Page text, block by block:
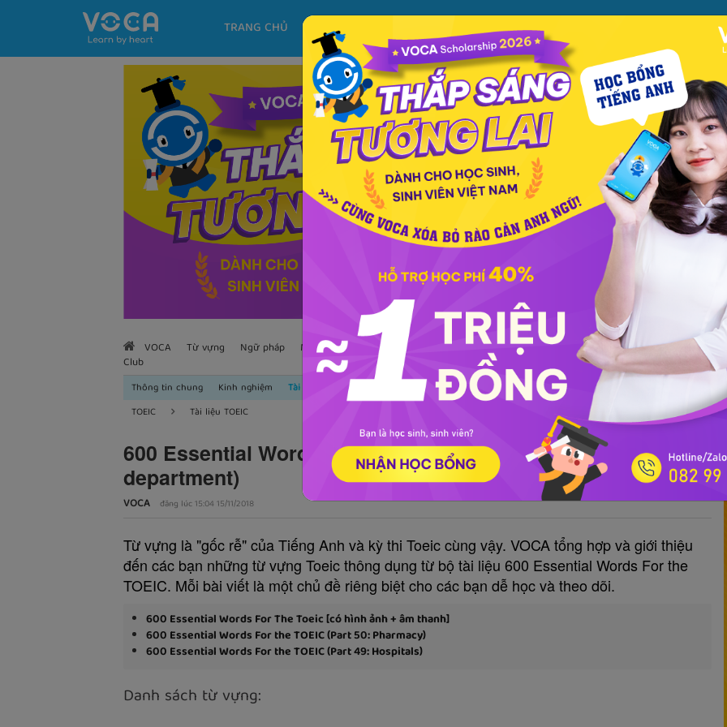
XEM
PREMIUM
PHƯƠNG PHÁP
KHÓA HỌC
TRANG CHỦ
VOCA Từ vựng Ngữ pháp Mẫu câu Học phát âm Giao tiếp Luyện viết Phổ thông Luyện nói TOEIC
Club
Thông tin chung Kinh nghiệm
Tài liệu TOEIC
TOEIC
Tài liệu TOEIC
600 Essential Words For the TOEIC (Part 26: Property and
department)
VOCA đăng lúc 15:04 15/11/2018
Từ vựng là "gốc rễ" của Tiếng Anh và kỳ thi Toeic cùng vậy. VOCA tổng hợp và giới thiệu
đến các bạn những từ vựng Toeic thông dụng từ bộ tài liệu 600 Essential Words For the
TOEIC. Mỗi bài viết là một chủ đề riêng biệt cho các bạn dễ học và theo dõi.
600 Essential Words For The Toeic [có hình ảnh + âm thanh]
600 Essential Words For the TOEIC (Part 50: Pharmacy)
600 Essential Words For the TOEIC (Part 49: Hospitals)
Danh sách từ vựng: